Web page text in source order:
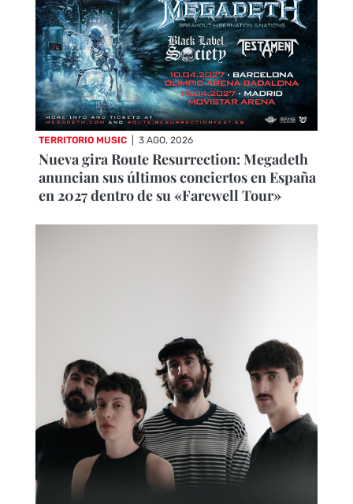
TERRITORIO MUSIC 3 AGO, 2026
Nueva gira Route Resurrection: Megadeth
anuncian sus últimos conciertos en España
en 2027 dentro de su «Farewell Tour»